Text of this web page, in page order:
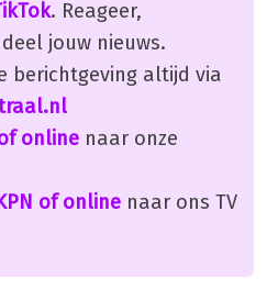
. Reageer,
jouw nieuws.
berichtgeving altijd via
onlinenaar onze
of onlinenaar ons TV